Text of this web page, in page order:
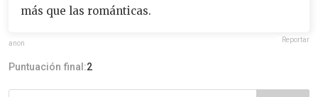
más que las románticas.
anon Reportar
Puntuación final:2